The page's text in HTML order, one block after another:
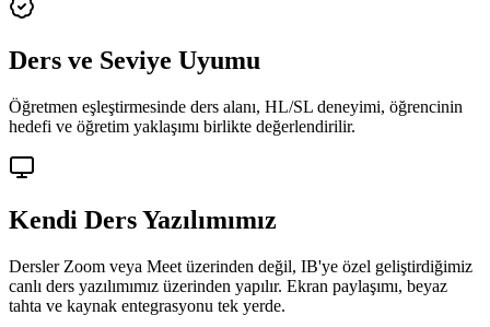
Ders ve Seviye Uyumu
Öğretmen eşleştirmesinde ders alanı, HL/SL deneyimi, öğrencinin
hedefi ve öğretim yaklaşımı birlikte değerlendirilir.
Kendi Ders Yazılımımız
Dersler Zoom veya Meet üzerinden değil, IB'ye özel geliştirdiğimiz
canlı ders yazılımımız üzerinden yapılır. Ekran paylaşımı, beyaz
tahta ve kaynak entegrasyonu tek yerde.